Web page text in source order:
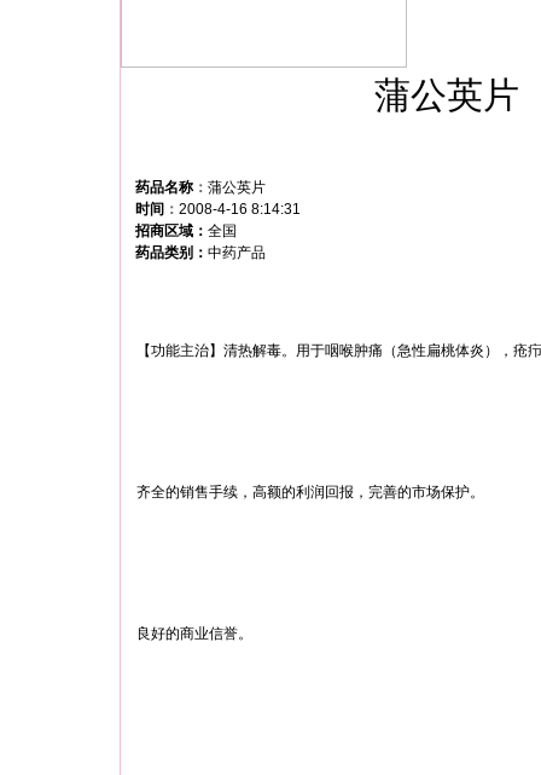
蒲公英片
药品名称： 蒲公英片
时间 ： 2008-4-16 8:14:31
招商区域： 全国
药品类别： 中药产品
【功能主治】清热解毒。用于咽喉肿痛（急性扁桃体炎），疮
齐全的销售手续，高额的利润回报，完善的市场保护。
良好的商业信誉。